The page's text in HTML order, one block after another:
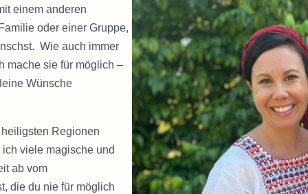
einem anderen
oder einer Gruppe,
Wie auch immer
mache sie für möglich –
Wünsche
Regionen
viele magische und
ab vom
die du nie für möglich